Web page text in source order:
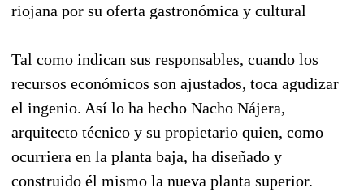
riojana por su oferta gastronómica y cultural
Tal como indican sus responsables, cuando los
recursos económicos son ajustados, toca agudizar
el ingenio. Así lo ha hecho Nacho Nájera,
arquitecto técnico y su propietario quien, como
ocurriera en la planta baja, ha diseñado y
construido él mismo la nueva planta superior.